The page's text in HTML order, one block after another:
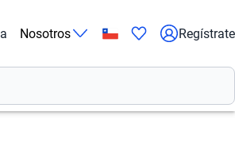
Nosotros Regístrate